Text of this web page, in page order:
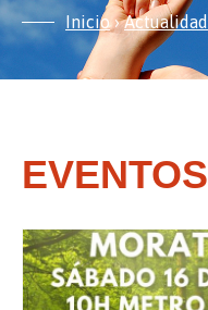
Inicio›Actualidad
EVENTOS